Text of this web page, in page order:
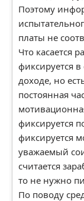
Поэтому
платы не
Что касается
фиксируется
доходе, но
постоянная
фиксируется
фиксируется
уважаемый
считается
то не нужно
По поводу